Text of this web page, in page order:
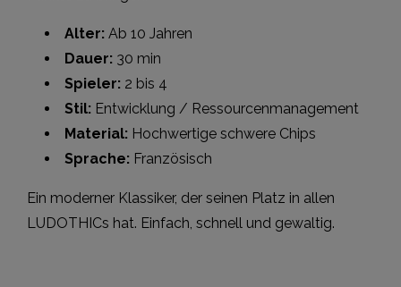
Alter: Ab 10 Jahren
Dauer: 30 min
Spieler: 2 bis 4
Stil: Entwicklung / Ressourcenmanagement
Material: Hochwertige schwere Chips
Sprache: Französisch
Ein moderner Klassiker, der seinen Platz in allen
LUDOTHICs hat. Einfach, schnell und gewaltig.